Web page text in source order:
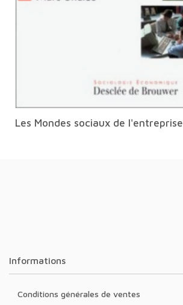
Les Mondes sociaux de l'entreprise
Informations
Conditions générales de ventes